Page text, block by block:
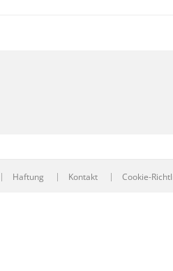
Haftung Kontakt Cookie-